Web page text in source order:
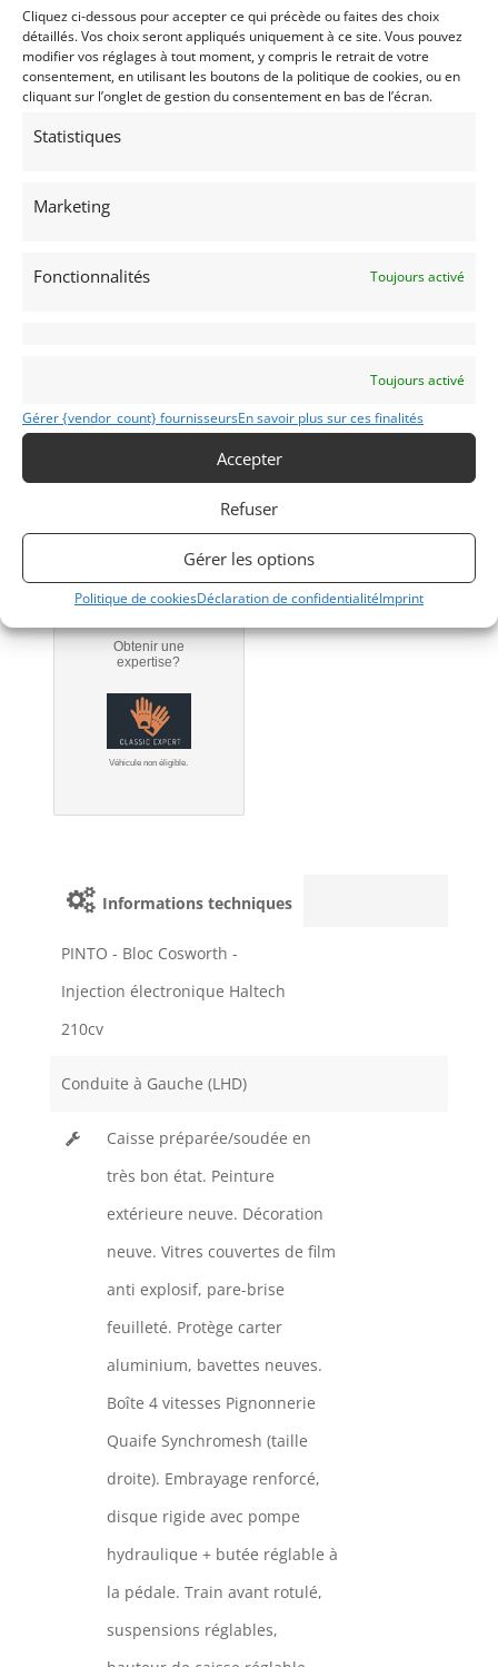
Cliquez ci-dessous pour accepter ce qui précède ou faites des choix
détaillés. Vos choix seront appliqués uniquement à ce site. Vous pouvez
modifier vos réglages à tout moment, y compris le retrait de votre
consentement, en utilisant les boutons de la politique de cookies, ou en
cliquant sur l’onglet de gestion du consentement en bas de l’écran.
Statistiques
Marketing
Fonctionnalités Toujours activé
Toujours activé
Gérer {vendor_count} fournisseursEn savoir plus sur ces finalités
Accepter
Refuser
Gérer les options
Politique de cookiesDéclaration de confidentialitéImprint
5566
ESCORT
Mons
Bientôt disponible...
Obtenir une
expertise?
Véhicule non éligible.
Informations techniques
PINTO - Bloc Cosworth -
Injection électronique Haltech
210cv
Conduite à Gauche (LHD)
Caisse préparée/soudée en
très bon état. Peinture
extérieure neuve. Décoration
neuve. Vitres couvertes de film
anti explosif, pare-brise
feuilleté. Protège carter
aluminium, bavettes neuves.
Boîte 4 vitesses Pignonnerie
Quaife Synchromesh (taille
droite). Embrayage renforcé,
disque rigide avec pompe
hydraulique + butée réglable à
la pédale. Train avant rotulé,
suspensions réglables,